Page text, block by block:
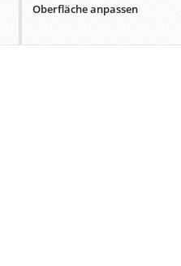
Oberfläche anpassen